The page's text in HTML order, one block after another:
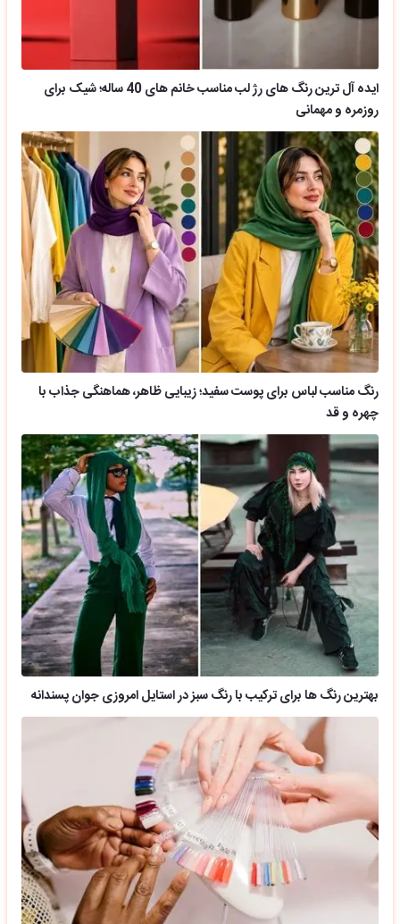
ایده آل ترین رنگ های رژ لب مناسب خانم های 40 ساله؛ شیک برای
روزمره و مهمانی
رنگ مناسب لباس برای پوست سفید؛ زیبایی ظاهر، هماهنگی جذاب با
چهره و قد
بهترین رنگ ها برای ترکیب با رنگ سبز در استایل امروزی جوان پسندانه